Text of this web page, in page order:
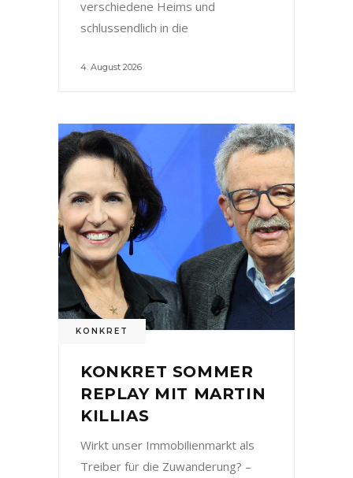
verschiedene Heims und
schlussendlich in die
4. August 2026
KONKRET
KONKRET SOMMER
REPLAY MIT MARTIN
KILLIAS
Wirkt unser Immobilienmarkt als
Treiber für die Zuwanderung? –